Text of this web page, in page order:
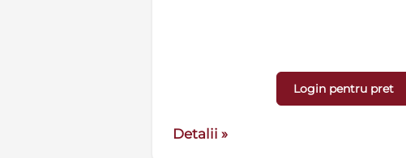
Login pentru pret
Detalii »